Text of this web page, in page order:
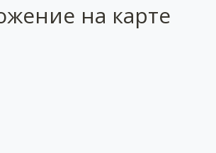
на карте